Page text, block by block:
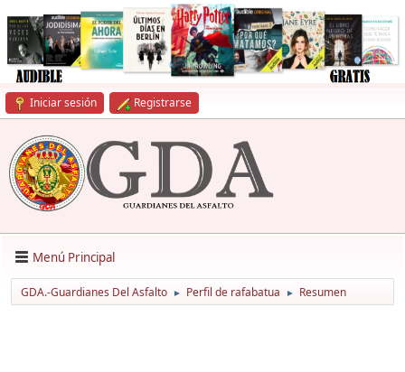
Iniciar sesión Registrarse
Menú Principal
GDA.-Guardianes Del Asfalto ► Perfil de rafabatua ► Resumen